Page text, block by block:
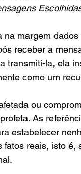
na margem
após receber a
para transmiti-la,
como um
ou
As
estabelecer
reais, isto é,